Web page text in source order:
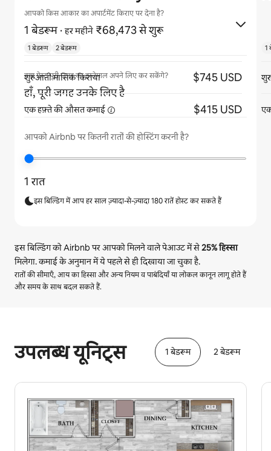
आपको किस आकार का अपार्टमेंट किराए पर देना है?
1 बेडरूम ·हर महीने ₹68,473 से शुरू
क्या गेस्ट पूरी जगह का इस्तेमाल अपने लिए कर सकेंगे?
हाँ, पूरी जगह उनके लिए है
आपको Airbnb पर कितनी रातों की होस्टिंग करनी है?
1 रात
इस बिल्डिंग में आप हर साल ज़्यादा-से-ज़्यादा 180 रातें होस्ट कर सकते हैं
इस बिल्डिंग को Airbnb पर आपको मिलने वाले पेआउट में से25%हिस्सा
मिलेगा. कमाई के अनुमान में ये पहले से ही दिखाया जा चुका है.
रातों की सीमाएँ, आय का हिस्सा और अन्य नियम व पाबंदियाँ या लोकल कानून लागू होते हैं
और समय के साथ बदल सकते हैं.
उपलब्ध यूनिट्स 1 बेडरूम 2 बेडरूम
1 बेडरूम 2 बेडरूम
शुरुआती मासिक किराया $745 USD
एक हफ़्ते की औसतकमाई $415 USD
1